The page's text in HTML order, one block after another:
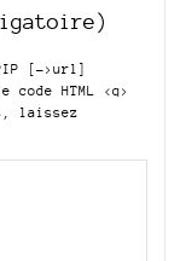
[->url]
code HTML <q>
laissez